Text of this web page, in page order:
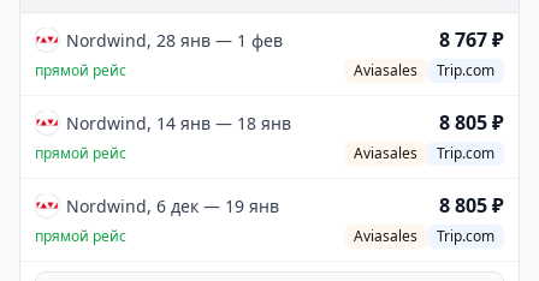
Nordwind, 28 янв — 1 фев 8 767 ₽
прямой рейс Aviasales Trip.com
Nordwind, 14 янв — 18 янв 8 805 ₽
прямой рейс Aviasales Trip.com
Nordwind, 6 дек — 19 янв 8 805 ₽
прямой рейс Aviasales Trip.com